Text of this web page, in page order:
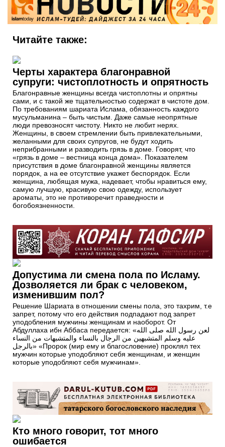
Читайте также:
Черты характера благонравной
супруги: чистоплотность и опрятность
Благонравные женщины всегда чистоплотны и опрятны
сами, и с такой же тщательностью содержат в чистоте дом.
По требованиям шариата Ислама, обязанность каждого
мусульманина – быть чистым. Даже самые неопрятные
люди превозносят чистоту. Никто не любит нерях.
Женщины, в своем стремлении быть привлекательными,
желанными для своих супругов, не будут ходить
неприбранными и разводить грязь в доме. Говорят, что
«грязь в доме – вестница конца дома». Показателем
присутствия в доме благонравной женщины является
порядок, а на ее отсутствие укажет беспорядок. Если
женщина, любящая мужа, надевает, чтобы нравиться ему,
самую лучшую, красивую свою одежду, использует
ароматы, это не противоречит праведности и
богобоязненности.
Допустима ли смена пола по Исламу.
Дозволяется ли брак с человеком,
изменившим пол?
Решение Шариата в отношении смены пола, это тахрим, т.е
запрет, потому что его действия подпадают под запрет
уподобления мужчины женщинам и наоборот. От
Абдуллаха ибн Аббаса передается: «لعن رسول الله صلى الله
عليه وسلم المتشبهين من الرجال بالنساء والمتشبهات من النساء
بالرجل» «Пророк (мир ему и благословение) проклял тех
мужчин которые уподобляют себя женщинам, и женщин
которые уподобляют себя мужчинам».
Кто много говорит, тот много
ошибается